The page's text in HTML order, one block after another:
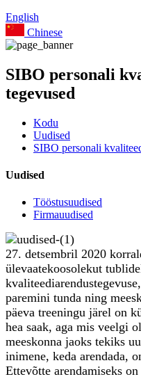
English
Chinese
SIBO personali
tegevused
Kodu
Uudised
SIBO personali
Uudised
Tööstusuudised
Firmauudised
27. detsembril 2020
ülevaatekoosolekut
paremini tunda ning
päeva treeningu järel on
hea saak, aga mis veelgi
meeskonna jaoks tekiks
inimene, keda arendada,
Ettevõtte arendamiseks